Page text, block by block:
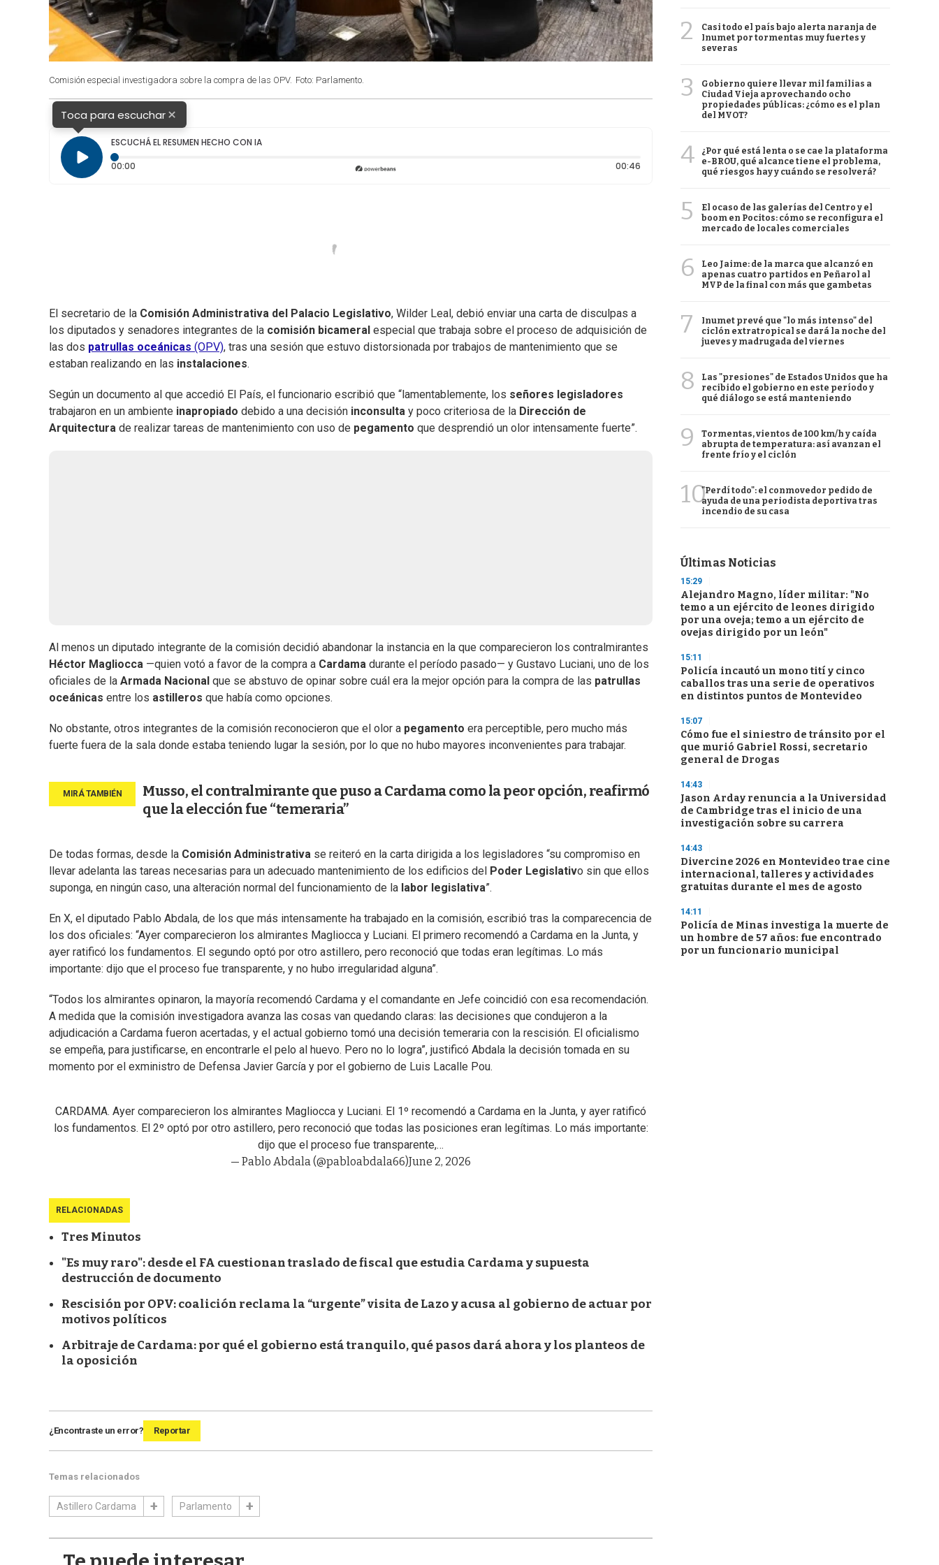
Comisión especial investigadora sobre la compra de las OPV. Foto: Parlamento.
Toca para escuchar×
ESCUCHÁ EL RESUMEN HECHO CON IA
00:00
00:46Duración: 46 segundos
El secretario de la Comisión Administrativa del Palacio Legislativo, Wilder Leal, debió enviar una carta de disculpas a
los diputados y senadores integrantes de la comisión bicameral especial que trabaja sobre el proceso de adquisición de
las dos patrullas oceánicas (OPV), tras una sesión que estuvo distorsionada por trabajos de mantenimiento que se
estaban realizando en las instalaciones.
Según un documento al que accedió El País, el funcionario escribió que “lamentablemente, los señores legisladores
trabajaron en un ambiente inapropiado debido a una decisión inconsulta y poco criteriosa de la Dirección de
Arquitectura de realizar tareas de mantenimiento con uso de pegamento que desprendió un olor intensamente fuerte”.
Al menos un diputado integrante de la comisión decidió abandonar la instancia en la que comparecieron los contralmirantes
Héctor Magliocca —quien votó a favor de la compra a Cardama durante el período pasado— y Gustavo Luciani, uno de los
oficiales de la Armada Nacional que se abstuvo de opinar sobre cuál era la mejor opción para la compra de las patrullas
oceánicas entre los astilleros que había como opciones.
No obstante, otros integrantes de la comisión reconocieron que el olor a pegamento era perceptible, pero mucho más
fuerte fuera de la sala donde estaba teniendo lugar la sesión, por lo que no hubo mayores inconvenientes para trabajar.
Musso, el contralmirante que puso a Cardama como la peor opción, reafirmó
que la elección fue “temeraria”
De todas formas, desde la Comisión Administrativa se reiteró en la carta dirigida a los legisladores “su compromiso en
llevar adelanta las tareas necesarias para un adecuado mantenimiento de los edificios del
Poder Legislativo sin que ellos
suponga, en ningún caso, una alteración normal del funcionamiento de la labor legislativa”.
En X, el diputado Pablo Abdala, de los que más intensamente ha trabajado en la comisión, escribió tras la comparecencia de
los dos oficiales: “Ayer comparecieron los almirantes Magliocca y Luciani. El primero recomendó a Cardama en la Junta, y
ayer ratificó los fundamentos. El segundo optó por otro astillero, pero reconoció que todas eran legítimas. Lo más
importante: dijo que el proceso fue transparente, y no hubo irregularidad alguna”.
“Todos los almirantes opinaron, la mayoría recomendó Cardama y el comandante en Jefe coincidió con esa recomendación.
A medida que la comisión investigadora avanza las cosas van quedando claras: las decisiones que condujeron a la
adjudicación a Cardama fueron acertadas, y el actual gobierno tomó una decisión temeraria con la rescisión. El oficialismo
se empeña, para justificarse, en encontrarle el pelo al huevo. Pero no lo logra”, justificó Abdala la decisión tomada en su
momento por el exministro de Defensa Javier García y por el gobierno de Luis Lacalle Pou.
CARDAMA. Ayer comparecieron los almirantes Magliocca y Luciani. El 1º recomendó a Cardama en la Junta, y ayer ratificó
los fundamentos. El 2º optó por otro astillero, pero reconoció que todas las posiciones eran legítimas. Lo más importante:
dijo que el proceso fue transparente,…
— Pablo Abdala (@pabloabdala66)June 2, 2026
RELACIONADAS
Tres Minutos
"Es muy raro": desde el FA cuestionan traslado de fiscal que estudia Cardama y supuesta
destrucción de documento
Rescisión por OPV: coalición reclama la “urgente” visita de Lazo y acusa al gobierno de actuar por
motivos políticos
Arbitraje de Cardama: por qué el gobierno está tranquilo, qué pasos dará ahora y los planteos de
la oposición
¿Encontraste un error? Reportar
Temas relacionados
Astillero Cardama Parlamento
2
Casi todo el país bajo alerta naranja de
Inumet por tormentas muy fuertes y
severas
3
Gobierno quiere llevar mil familias a
Ciudad Vieja aprovechando ocho
propiedades públicas: ¿cómo es el plan
del MVOT?
4
¿Por qué está lenta o se cae la plataforma
e-BROU, qué alcance tiene el problema,
qué riesgos hay y cuándo se resolverá?
5
El ocaso de las galerías del Centro y el
boom en Pocitos: cómo se reconfigura el
mercado de locales comerciales
6
Leo Jaime: de la marca que alcanzó en
apenas cuatro partidos en Peñarol al
MVP de la final con más que gambetas
7
Inumet prevé que "lo más intenso" del
ciclón extratropical se dará la noche del
jueves y madrugada del viernes
8
Las "presiones" de Estados Unidos que ha
recibido el gobierno en este período y
qué diálogo se está manteniendo
9
Tormentas, vientos de 100 km/h y caída
abrupta de temperatura: así avanzan el
frente frío y el ciclón
10"Perdí todo": el conmovedor pedido de
ayuda de una periodista deportiva tras
incendio de su casa
Últimas Noticias
15:29
Alejandro Magno, líder militar: "No
temo a un ejército de leones dirigido
por una oveja; temo a un ejército de
ovejas dirigido por un león"
15:11
Policía incautó un mono tití y cinco
caballos tras una serie de operativos
en distintos puntos de Montevideo
15:07
Cómo fue el siniestro de tránsito por el
que murió Gabriel Rossi, secretario
general de Drogas
14:43
Jason Arday renuncia a la Universidad
de Cambridge tras el inicio de una
investigación sobre su carrera
14:43
Divercine 2026 en Montevideo trae cine
internacional, talleres y actividades
gratuitas durante el mes de agosto
14:11
Policía de Minas investiga la muerte de
un hombre de 57 años: fue encontrado
por un funcionario municipal